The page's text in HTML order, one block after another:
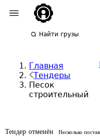
Найти грузы
Главная
Тендеры
Песок
строительный
Тендер отменён Несколько